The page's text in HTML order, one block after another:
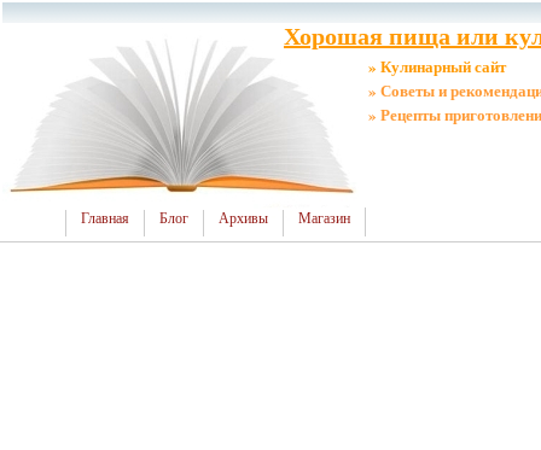
Хорошая пища или
» Кулинарный сайт
» Советы и
» Рецепты
Главная Блог Архивы Магазин